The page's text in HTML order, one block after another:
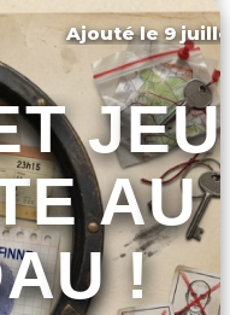
Ajouté le 9
JEU
AU
!